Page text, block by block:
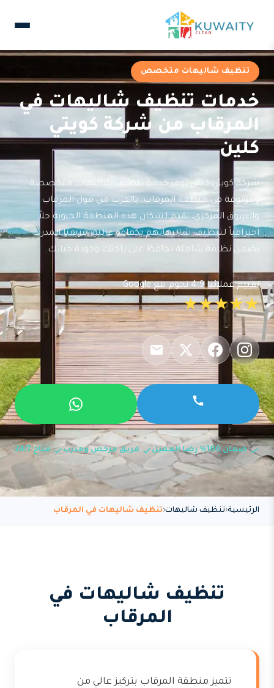
تنظيف شاليهات متخصص
خدمات تنظيف شاليهات في
المرقاب من شركة كويتي
كلين
شركة كويتي كلين توفر خدمة تنظيف شاليهات متخصصة
وموثوقة في منطقة المرقاب. بالقرب من مول المرقاب
والسوق المركزي، نقدم لسكان هذه المنطقة الحيوية حلاً
احترافياً لتنظيف شاليهاتهم بكفاءة عالية. فريقنا المدرب
يضمن نظافة شاملة تحافظ على راحتك وجودة حياتك.
تقييم عملائنا 4.9 نجوم مع Google
★★★★★
ضمان 100% رضا العميل فريق مرخص ومدرب متاح 24/7
الرئيسية تنظيف شاليهات تنظيف شاليهات في المرقاب
تنظيف شاليهات في
المرقاب
تتميز منطقة المرقاب بتركيز عالي من